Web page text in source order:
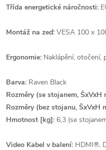
Třída energetické náročnosti:
Montáž na zeď: VESA 100 x
Ergonomie: Naklápění, otočení,
Barva: Raven Black
Rozměry (se stojanem, ŠxVxH
Rozměry (bez stojanu, ŠxVxH
Hmotnost [kg]: 6,3 (se
Video Kabel v balení: HDMI®,